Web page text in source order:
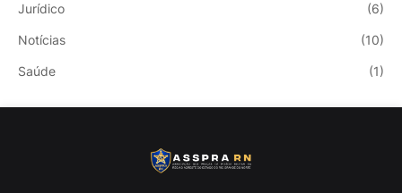
Jurídico (6)
Notícias (10)
Saúde (1)